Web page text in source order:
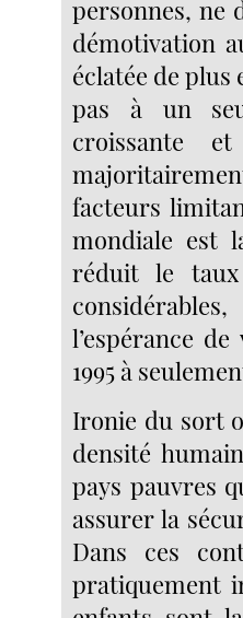
personnes, ne
démotivation
éclatée de plus
pas à un
croissante
facteurs
mondiale est
réduit le
l’espérance
1995 à
Ironie du sort
densité
pays pauvres
assurer la
Dans ces
pratiquement